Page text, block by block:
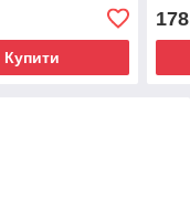
Купити
178